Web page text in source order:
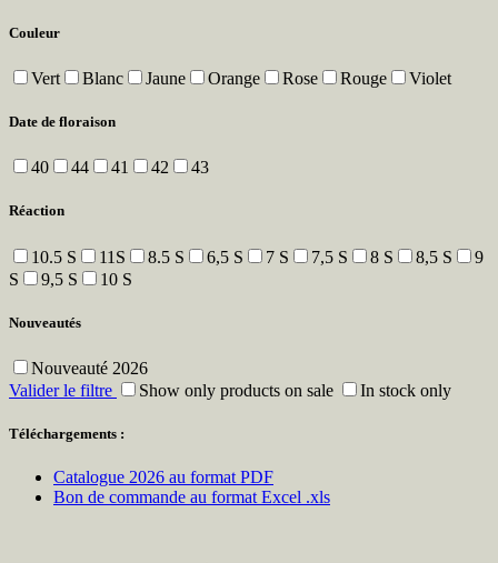
Couleur
Vert Blanc Jaune Orange Rose Rouge Violet
Date de floraison
40 44 41 42 43
Réaction
10.5 S 11S 8.5 S 6,5 S 7 S 7,5 S 8 S 8,5 S
9
S
9,5 S 10 S
Nouveautés
Nouveauté 2026
Valider le filtre
Show only products on sale In stock only
Téléchargements :
Catalogue 2026 au format PDF
Bon de commande au format Excel .xls